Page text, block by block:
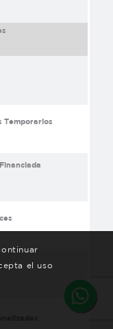
Temporarios
el uso